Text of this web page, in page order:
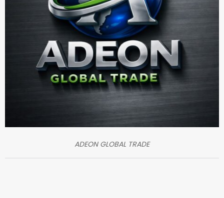
ADEON GLOBAL TRADE